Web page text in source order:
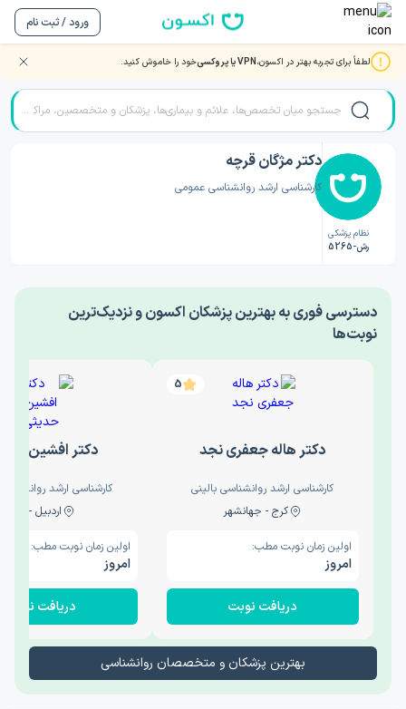
ورود / ثبت نام
لطفاً برای تجربه بهتر در اکسون،VPN یا پروکسی خود را خاموش کنید. صفحه اصلی/دکتر روانشناسی/دکتر مژگان قرچه
نظام پزشکی
رش-5265
دکتر مژگان قرچه
کارشناسی ارشد روانشناسی عمومی
‎دسترسی فوری به بهترین پزشکان اکسون و نزدیک‌ترین
نوبت‌ها
5
دکتر هاله جعفری نجد
کارشناسی ارشد روانشناسی بالینی
کرج - جهانشهر
اولین زمان نوبت مطب:
امروز
دریافت نوبت
دکتر افشین
کارشناسی ارشد
اردبیل - والی
اولین زمان نوبت مطب:
امروز
دریافت نوبت
بهترین پزشکان و متخصصان روانشناسی